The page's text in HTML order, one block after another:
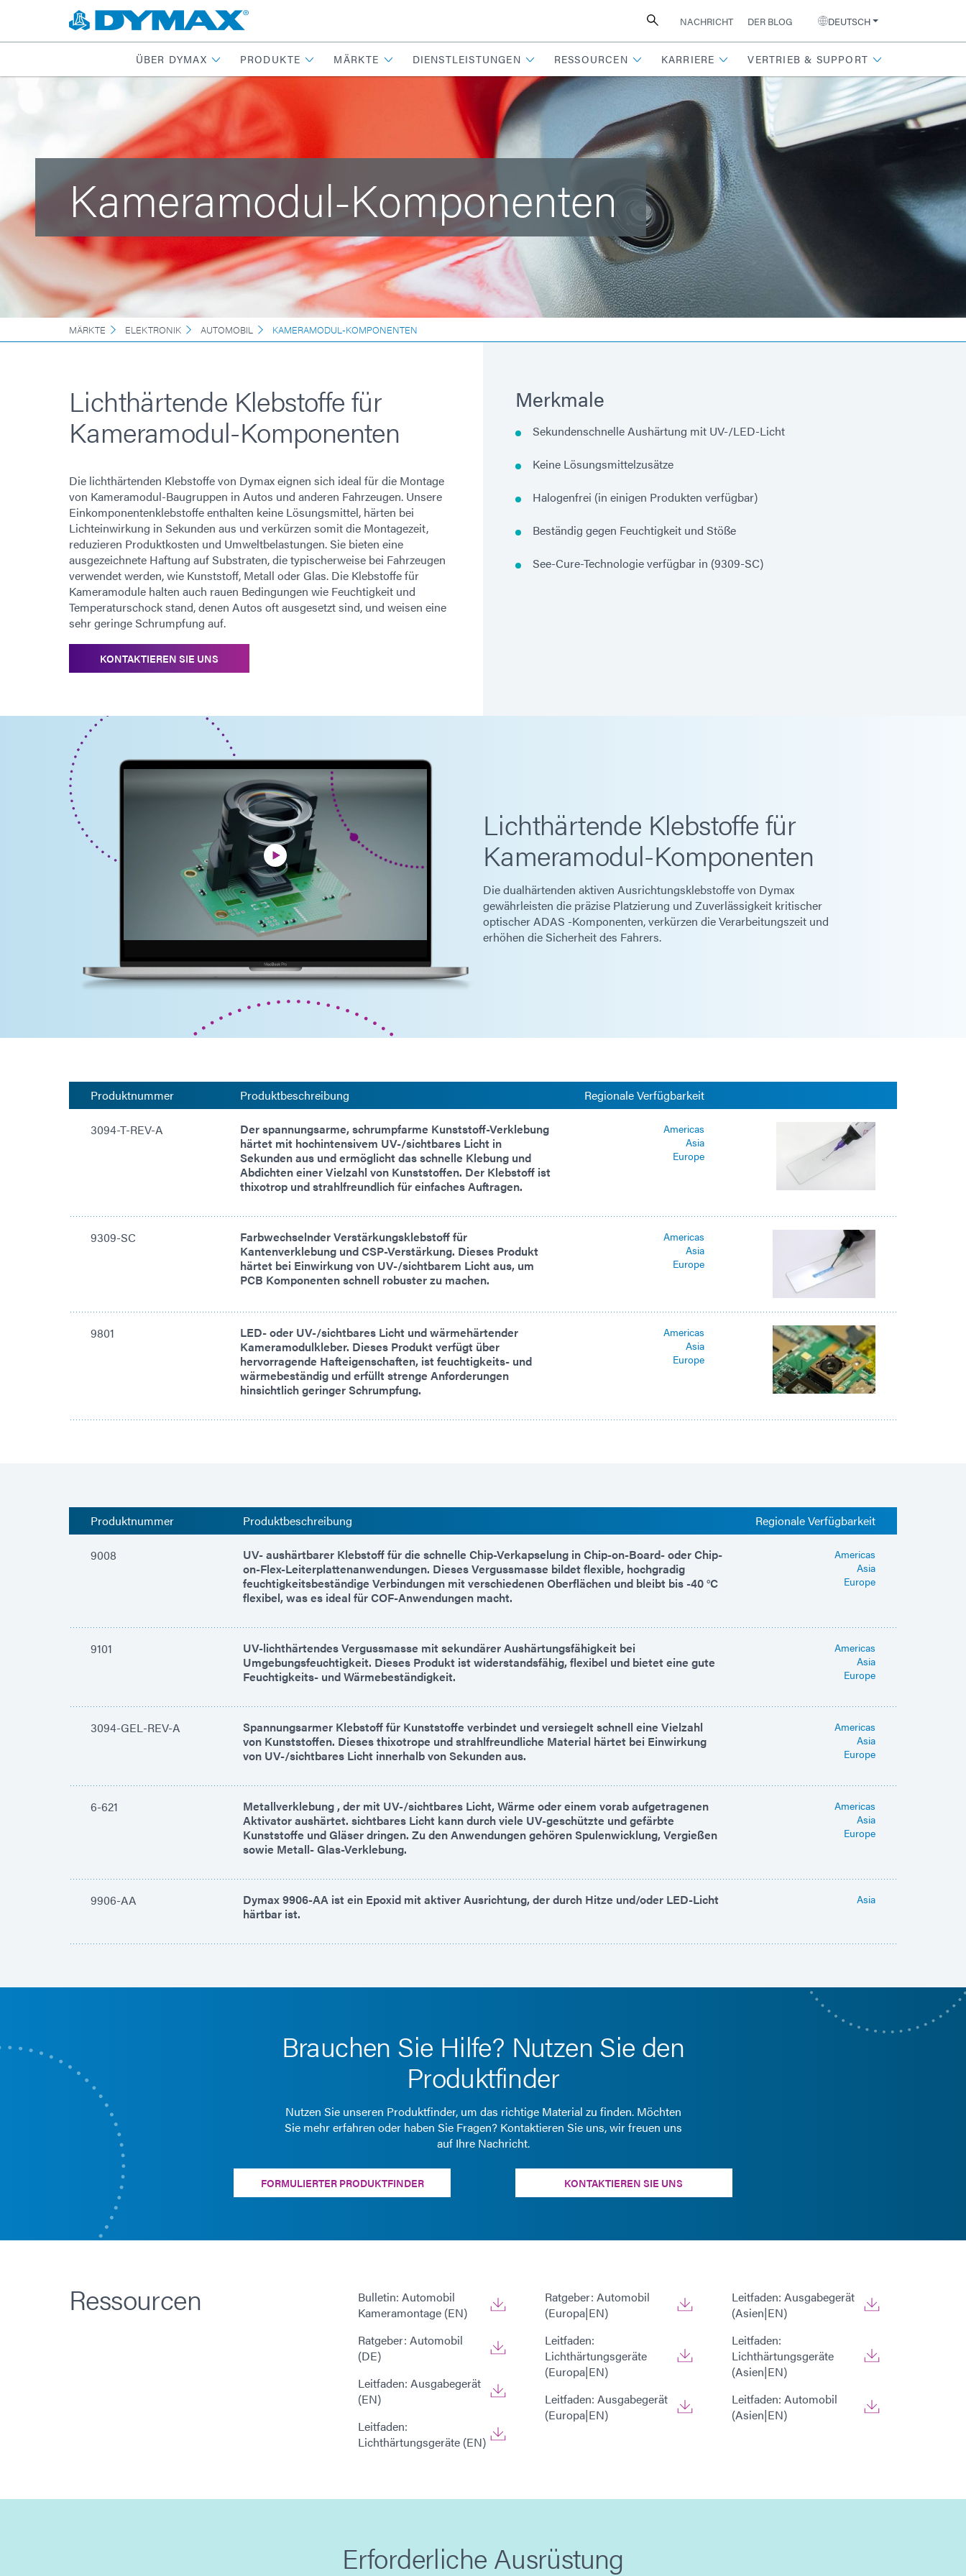
NACHRICHT DER BLOG DEUTSCH
ÜBER DYMAX PRODUKTE MÄRKTE DIENSTLEISTUNGEN RESSOURCEN KARRIERE VERTRIEB & SUPPORT
Kameramodul-Komponenten
MÄRKTE ELEKTRONIK AUTOMOBIL KAMERAMODUL-KOMPONENTEN
Lichthärtende Klebstoffe für
Kameramodul-Komponenten
Die lichthärtenden Klebstoffe von Dymax eignen sich ideal für die Montage
von Kameramodul-Baugruppen in Autos und anderen Fahrzeugen. Unsere
Einkomponentenklebstoffe enthalten keine Lösungsmittel, härten bei
Lichteinwirkung in Sekunden aus und verkürzen somit die Montagezeit,
reduzieren Produktkosten und Umweltbelastungen. Sie bieten eine
ausgezeichnete Haftung auf Substraten, die typischerweise bei Fahrzeugen
verwendet werden, wie Kunststoff, Metall oder Glas. Die Klebstoffe für
Kameramodule halten auch rauen Bedingungen wie Feuchtigkeit und
Temperaturschock stand, denen Autos oft ausgesetzt sind, und weisen eine
sehr geringe Schrumpfung auf.
KONTAKTIEREN SIE UNS
Merkmale
Sekundenschnelle Aushärtung mit UV-/LED-Licht
Keine Lösungsmittelzusätze
Halogenfrei (in einigen Produkten verfügbar)
Beständig gegen Feuchtigkeit und Stöße
See-Cure-Technologie verfügbar in (9309-SC)
Lichthärtende Klebstoffe für
Kameramodul-Komponenten
Die dualhärtenden aktiven Ausrichtungsklebstoffe von Dymax
gewährleisten die präzise Platzierung und Zuverlässigkeit kritischer
optischer ADAS -Komponenten, verkürzen die Verarbeitungszeit und
erhöhen die Sicherheit des Fahrers.
Produktnummer Produktbeschreibung Regionale Verfügbarkeit
3094-T-REV-A
Der spannungsarme, schrumpfarme Kunststoff-Verklebung
härtet mit hochintensivem UV-/sichtbares Licht in
Sekunden aus und ermöglicht das schnelle Klebung und
Abdichten einer Vielzahl von Kunststoffen. Der Klebstoff ist
thixotrop und strahlfreundlich für einfaches Auftragen.
Americas
Asia
Europe
9309-SC
Farbwechselnder Verstärkungsklebstoff für
Kantenverklebung und CSP-Verstärkung. Dieses Produkt
härtet bei Einwirkung von UV-/sichtbarem Licht aus, um
PCB Komponenten schnell robuster zu machen.
Americas
Asia
Europe
9801
LED- oder UV-/sichtbares Licht und wärmehärtender
Kameramodulkleber. Dieses Produkt verfügt über
hervorragende Hafteigenschaften, ist feuchtigkeits- und
wärmebeständig und erfüllt strenge Anforderungen
hinsichtlich geringer Schrumpfung.
Americas
Asia
Europe
Produktnummer Produktbeschreibung Regionale Verfügbarkeit
9008
UV- aushärtbarer Klebstoff für die schnelle Chip-Verkapselung in Chip-on-Board- oder Chip-
on-Flex-Leiterplattenanwendungen. Dieses Vergussmasse bildet flexible, hochgradig
feuchtigkeitsbeständige Verbindungen mit verschiedenen Oberflächen und bleibt bis -40 °C
flexibel, was es ideal für COF-Anwendungen macht.
Americas
Asia
Europe
9101
UV-lichthärtendes Vergussmasse mit sekundärer Aushärtungsfähigkeit bei
Umgebungsfeuchtigkeit. Dieses Produkt ist widerstandsfähig, flexibel und bietet eine gute
Feuchtigkeits- und Wärmebeständigkeit.
Americas
Asia
Europe
3094-GEL-REV-A
Spannungsarmer Klebstoff für Kunststoffe verbindet und versiegelt schnell eine Vielzahl
von Kunststoffen. Dieses thixotrope und strahlfreundliche Material härtet bei Einwirkung
von UV-/sichtbares Licht innerhalb von Sekunden aus.
Americas
Asia
Europe
6-621
Metallverklebung , der mit UV-/sichtbares Licht, Wärme oder einem vorab aufgetragenen
Aktivator aushärtet. sichtbares Licht kann durch viele UV-geschützte und gefärbte
Kunststoffe und Gläser dringen. Zu den Anwendungen gehören Spulenwicklung, Vergießen
sowie Metall- Glas-Verklebung.
Americas
Asia
Europe
9906-AA
Dymax 9906-AA ist ein Epoxid mit aktiver Ausrichtung, der durch Hitze und/oder LED-Licht
härtbar ist.
Asia
Brauchen Sie Hilfe? Nutzen Sie den
Produktfinder
Nutzen Sie unseren Produktfinder, um das richtige Material zu finden. Möchten
Sie mehr erfahren oder haben Sie Fragen? Kontaktieren Sie uns, wir freuen uns
auf Ihre Nachricht.
FORMULIERTER PRODUKTFINDER KONTAKTIEREN SIE UNS
Ressourcen
Bulletin: Automobil
Kameramontage (EN)
Ratgeber: Automobil
(DE)
Leitfaden: Ausgabegerät
(EN)
Leitfaden:
Lichthärtungsgeräte (EN)
Ratgeber: Automobil
(Europa|EN)
Leitfaden:
Lichthärtungsgeräte
(Europa|EN)
Leitfaden: Ausgabegerät
(Europa|EN)
Leitfaden: Ausgabegerät
(Asien|EN)
Leitfaden:
Lichthärtungsgeräte
(Asien|EN)
Leitfaden: Automobil
(Asien|EN)
Erforderliche Ausrüstung